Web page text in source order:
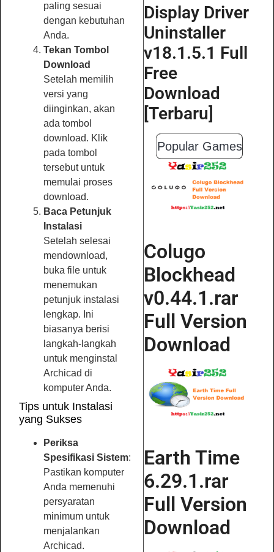
paling sesuai
dengan kebutuhan
Anda.
Tekan Tombol
Download
Setelah memilih
versi yang
diinginkan, akan
ada tombol
download. Klik
pada tombol
tersebut untuk
memulai proses
download.
Baca Petunjuk
Instalasi
Setelah selesai
mendownload,
buka file untuk
menemukan
petunjuk instalasi
lengkap. Ini
biasanya berisi
langkah-langkah
untuk menginstal
Archicad di
komputer Anda.
Tips untuk Instalasi
yang Sukses
Periksa
Spesifikasi Sistem:
Pastikan komputer
Anda memenuhi
persyaratan
minimum untuk
menjalankan
Archicad.
Display Driver
Uninstaller
v18.1.5.1 Full
Free
Download
[Terbaru]
Popular Games
Colugo
Blockhead
v0.44.1.rar
Full Version
Download
Earth Time
6.29.1.rar
Full Version
Download